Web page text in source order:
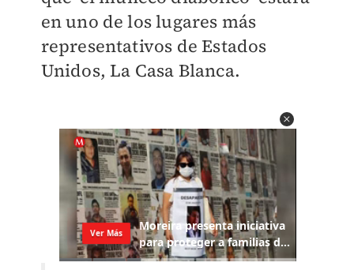
en uno de los lugares más
representativos de Estados
Unidos, La Casa Blanca.